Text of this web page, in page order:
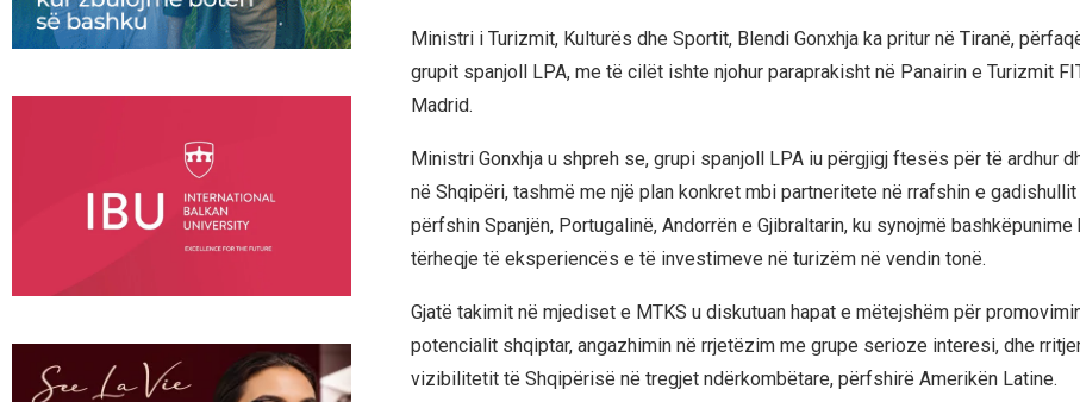
Ministri i Turizmit, Kulturës dhe Sportit, Blendi Gonxhja ka pritur në Tiranë,
grupit spanjoll LPA, me të cilët ishte njohur paraprakisht në Panairin e Turizmit
Madrid.
Ministri Gonxhja u shpreh se, grupi spanjoll LPA iu përgjigj ftesës për të ardhur
në Shqipëri, tashmë me një plan konkret mbi partneritete në rrafshin e
përfshin Spanjën, Portugalinë, Andorrën e Gjibraltarin, ku synojmë bashkëpunime
tërheqje të eksperiencës e të investimeve në turizëm në vendin tonë.
Gjatë takimit në mjediset e MTKS u diskutuan hapat e mëtejshëm për
potencialit shqiptar, angazhimin në rrjetëzim me grupe serioze interesi, dhe
vizibilitetit të Shqipërisë në tregjet ndërkombëtare, përfshirë Amerikën Latine.